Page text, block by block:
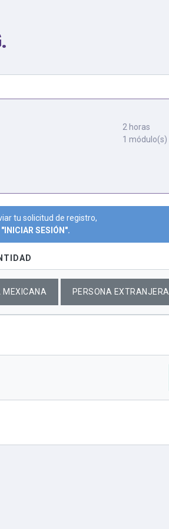
.
2 horas
1 módulo(s)
tu solicitud de registro,
SESIÓN".
MEXICANA PERSONA EXTRANJERA